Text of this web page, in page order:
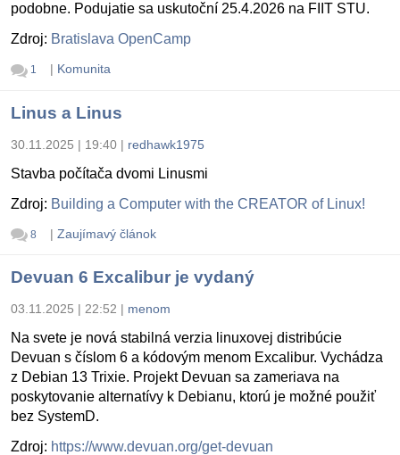
podobne. Podujatie sa uskutoční 25.4.2026 na FIIT STU.
Zdroj: Bratislava OpenCamp
1 | Komunita
Linus a Linus
30.11.2025 | 19:40 | redhawk1975
Stavba počítača dvomi Linusmi
Zdroj: Building a Computer with the CREATOR of Linux!
8 | Zaujímavý článok
Devuan 6 Excalibur je vydaný
03.11.2025 | 22:52 | menom
Na svete je nová stabilná verzia linuxovej distribúcie
Devuan s číslom 6 a kódovým menom Excalibur. Vychádza
z Debian 13 Trixie. Projekt Devuan sa zameriava na
poskytovanie alternatívy k Debianu, ktorú je možné použiť
bez SystemD.
Zdroj: https://www.devuan.org/get-devuan